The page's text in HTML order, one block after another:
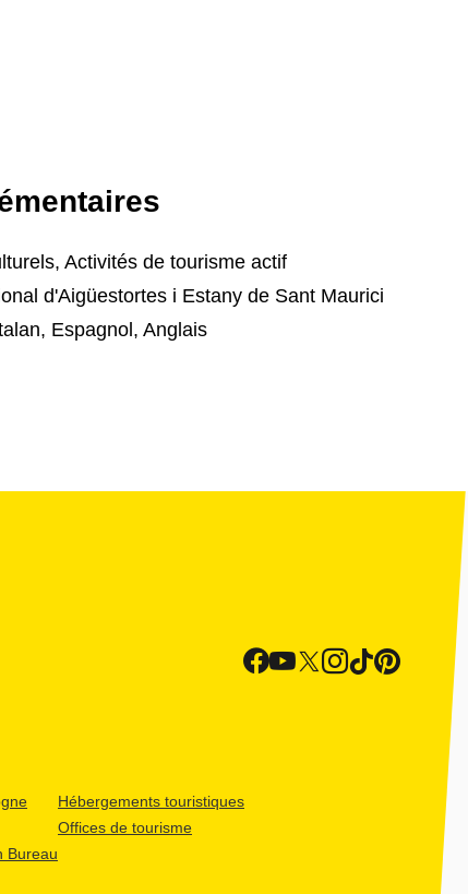
Activités de tourisme actif
d'Aigüestortes i Estany de Sant Maurici
Espagnol, Anglais
Bureau
Hébergements touristiques
Offices de tourisme